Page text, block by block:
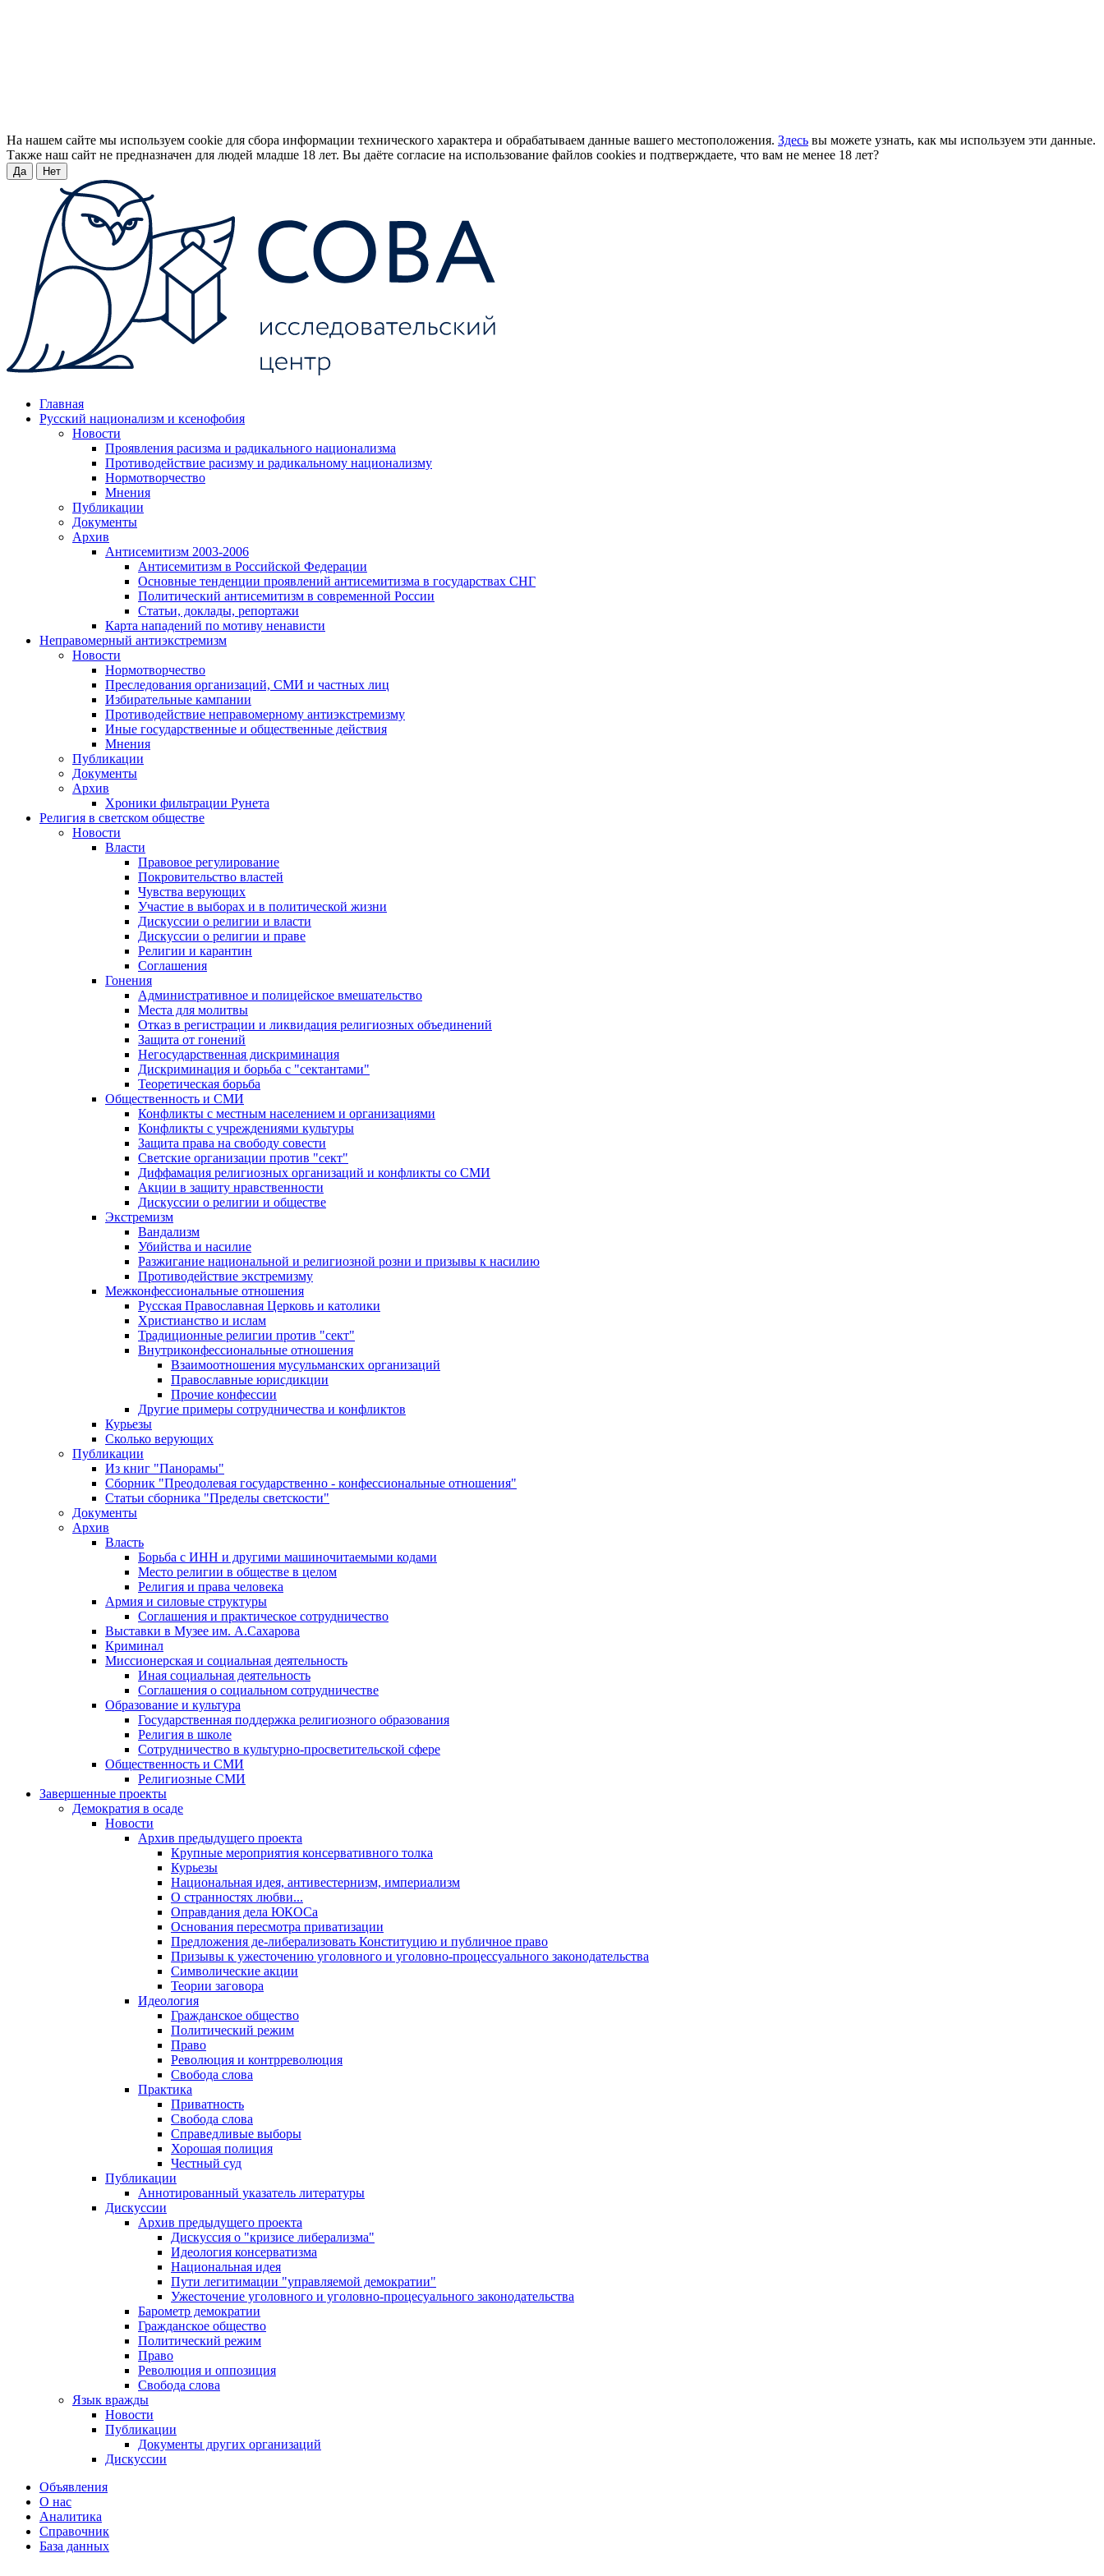
На нашем сайте мы используем cookie для сбора информации технического характера и обрабатываем данные вашего местоположения. Здесь вы можете узнать, как мы используем эти данные.
Также наш сайт не предназначен для людей младше 18 лет. Вы даёте согласие на использование файлов cookies и подтверждаете, что вам не менее 18 лет?
Да Нет
Главная
Русский национализм и ксенофобия
Новости
Проявления расизма и радикального национализма
Противодействие расизму и радикальному национализму
Нормотворчество
Мнения
Публикации
Документы
Архив
Антисемитизм 2003-2006
Антисемитизм в Российской Федерации
Основные тенденции проявлений антисемитизма в государствах СНГ
Политический антисемитизм в современной России
Статьи, доклады, репортажи
Карта нападений по мотиву ненависти
Неправомерный антиэкстремизм
Новости
Нормотворчество
Преследования организаций, СМИ и частных лиц
Избирательные кампании
Противодействие неправомерному антиэкстремизму
Иные государственные и общественные действия
Мнения
Публикации
Документы
Архив
Хроники фильтрации Рунета
Религия в светском обществе
Новости
Власти
Правовое регулирование
Покровительство властей
Чувства верующих
Участие в выборах и в политической жизни
Дискуссии о религии и власти
Дискуссии о религии и праве
Религии и карантин
Соглашения
Гонения
Административное и полицейское вмешательство
Места для молитвы
Отказ в регистрации и ликвидация религиозных объединений
Защита от гонений
Негосударственная дискриминация
Дискриминация и борьба с "сектантами"
Теоретическая борьба
Общественность и СМИ
Конфликты с местным населением и организациями
Конфликты с учреждениями культуры
Защита права на свободу совести
Светские организации против "сект"
Диффамация религиозных организаций и конфликты со СМИ
Акции в защиту нравственности
Дискуссии о религии и обществе
Экстремизм
Вандализм
Убийства и насилие
Разжигание национальной и религиозной розни и призывы к насилию
Противодействие экстремизму
Межконфессиональные отношения
Русская Православная Церковь и католики
Христианство и ислам
Традиционные религии против "сект"
Внутриконфессиональные отношения
Взаимоотношения мусульманских организаций
Православные юрисдикции
Прочие конфессии
Другие примеры сотрудничества и конфликтов
Курьезы
Сколько верующих
Публикации
Из книг "Панорамы"
Сборник "Преодолевая государственно - конфессиональные отношения"
Статьи сборника "Пределы светскости"
Документы
Архив
Власть
Борьба с ИНН и другими машиночитаемыми кодами
Место религии в обществе в целом
Религия и права человека
Армия и силовые структуры
Соглашения и практическое сотрудничество
Выставки в Музее им. А.Сахарова
Криминал
Миссионерская и социальная деятельность
Иная социальная деятельность
Соглашения о социальном сотрудничестве
Образование и культура
Государственная поддержка религиозного образования
Религия в школе
Сотрудничество в культурно-просветительской сфере
Общественность и СМИ
Религиозные СМИ
Завершенные проекты
Демократия в осаде
Новости
Архив предыдущего проекта
Крупные мероприятия консервативного толка
Курьезы
Национальная идея, антивестернизм, империализм
О странностях любви...
Оправдания дела ЮКОСа
Основания пересмотра приватизации
Предложения де-либерализовать Конституцию и публичное право
Призывы к ужесточению уголовного и уголовно-процессуального законодательства
Символические акции
Теории заговора
Идеология
Гражданское общество
Политический режим
Право
Революция и контрреволюция
Свобода слова
Практика
Приватность
Свобода слова
Справедливые выборы
Хорошая полиция
Честный суд
Публикации
Аннотированный указатель литературы
Дискуссии
Архив предыдущего проекта
Дискуссия о "кризисе либерализма"
Идеология консерватизма
Национальная идея
Пути легитимации "управляемой демократии"
Ужесточение уголовного и уголовно-процесуального законодательства
Барометр демократии
Гражданское общество
Политический режим
Право
Революция и оппозиция
Свобода слова
Язык вражды
Новости
Публикации
Документы других организаций
Дискуссии
Объявления
О нас
Аналитика
Справочник
База данных